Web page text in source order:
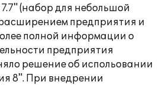
(набор для небольшой
предприятия и
полной информации о
предприятия
решение об испольовании
8". При внедрении